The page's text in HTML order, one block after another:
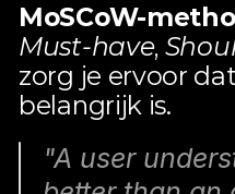
MoSCoW-
Must-have,
zorg je ervoor
belangrijk is.
"A user